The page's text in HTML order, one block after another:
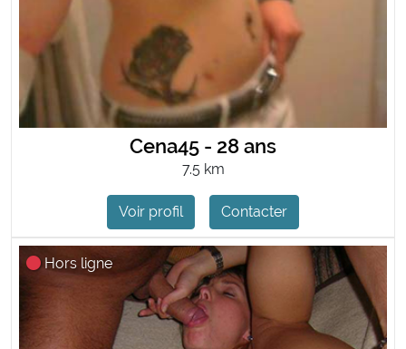
Cena45 - 28 ans
7.5 km
Voir profil Contacter
Hors ligne